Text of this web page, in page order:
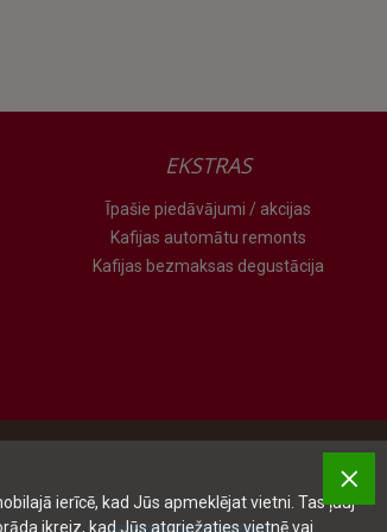
EKSTRAS
Īpašie piedāvājumi / akcijas
Kafijas automātu remonts
Kafijas bezmaksas degustācija
ierīcē, kad Jūs apmeklējat vietni. Tas ļauj
ikreiz, kad Jūs atgriežaties vietnē vai